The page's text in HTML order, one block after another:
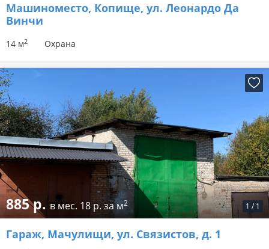
Машиноместо, Копище, ул. Леонардо Да
Винчи
14 м2 Охрана
1 / 1
885 р. в мес. 18 р. за м2
Гараж, Мачулищи, ул. Связистов, д. 1